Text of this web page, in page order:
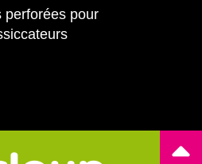
perforées pour